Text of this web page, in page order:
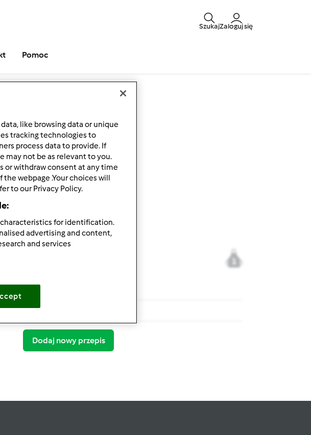
SzukajZaloguj się
Pomoc
1
Dodaj nowy przepis
like browsing data or unique
tracking technologies to
process data to provide. If
may not be as relevant to you.
or withdraw consent at any time
webpage .Your choices will
to our Privacy Policy.
for identification.
advertising and content,
and services